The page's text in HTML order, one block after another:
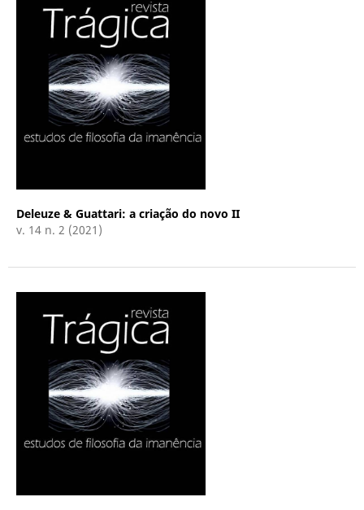
Deleuze & Guattari: a criação do novo II
v. 14 n. 2 (2021)